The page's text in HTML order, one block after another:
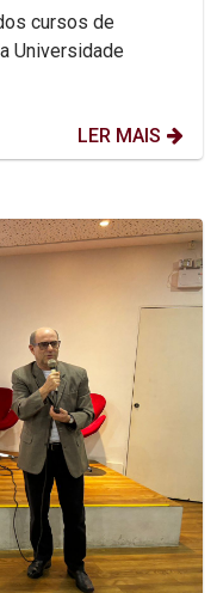
cursos de
Universidade
LER MAIS